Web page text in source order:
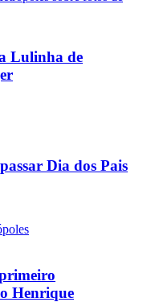
Lulinha de
Dia dos Pais
Henrique